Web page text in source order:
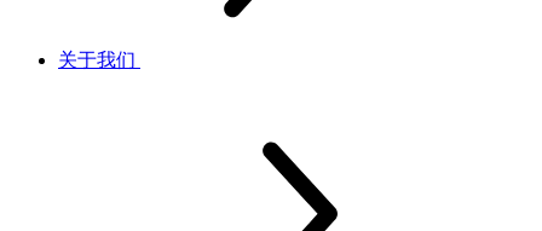
关于我们